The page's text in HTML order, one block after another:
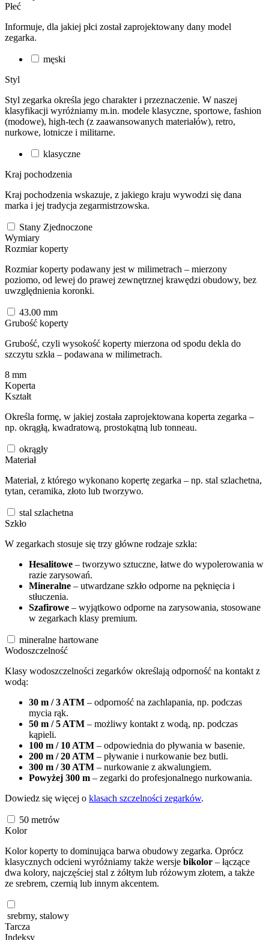
Płeć
Informuje, dla jakiej płci został zaprojektowany dany model
zegarka.
męski
Styl
Styl zegarka określa jego charakter i przeznaczenie. W naszej
klasyfikacji wyróżniamy m.in. modele klasyczne, sportowe, fashion
(modowe), high-tech (z zaawansowanych materiałów), retro,
nurkowe, lotnicze i militarne.
klasyczne
Kraj pochodzenia
Kraj pochodzenia wskazuje, z jakiego kraju wywodzi się dana
marka i jej tradycja zegarmistrzowska.
Stany Zjednoczone
Wymiary
Rozmiar koperty
Rozmiar koperty podawany jest w milimetrach – mierzony
poziomo, od lewej do prawej zewnętrznej krawędzi obudowy, bez
uwzględnienia koronki.
43.00 mm
Grubość koperty
Grubość, czyli wysokość koperty mierzona od spodu dekla do
szczytu szkła – podawana w milimetrach.
8 mm
Koperta
Kształt
Określa formę, w jakiej została zaprojektowana koperta zegarka –
np. okrągłą, kwadratową, prostokątną lub tonneau.
okrągły
Materiał
Materiał, z którego wykonano kopertę zegarka – np. stal szlachetna,
tytan, ceramika, złoto lub tworzywo.
stal szlachetna
Szkło
W zegarkach stosuje się trzy główne rodzaje szkła:
Hesalitowe – tworzywo sztuczne, łatwe do wypolerowania w
razie zarysowań.
Mineralne – utwardzane szkło odporne na pęknięcia i
stłuczenia.
Szafirowe – wyjątkowo odporne na zarysowania, stosowane
w zegarkach klasy premium.
mineralne hartowane
Wodoszczelność
Klasy wodoszczelności zegarków określają odporność na kontakt z
wodą:
30 m / 3 ATM – odporność na zachlapania, np. podczas
mycia rąk.
50 m / 5 ATM – możliwy kontakt z wodą, np. podczas
kąpieli.
100 m / 10 ATM – odpowiednia do pływania w basenie.
200 m / 20 ATM – pływanie i nurkowanie bez butli.
300 m / 30 ATM – nurkowanie z akwalungiem.
Powyżej 300 m – zegarki do profesjonalnego nurkowania.
Dowiedz się więcej o klasach szczelności zegarków.
50 metrów
Kolor
Kolor koperty to dominująca barwa obudowy zegarka. Oprócz
klasycznych odcieni wyróżniamy także wersje bikolor – łączące
dwa kolory, najczęściej stal z żółtym lub różowym złotem, a także
ze srebrem, czernią lub innym akcentem.
srebrny, stalowy
Tarcza
Indeksy